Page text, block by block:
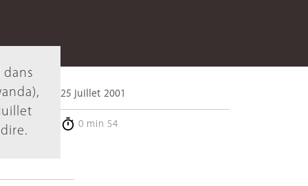
25 juillet 2001
0 min 54